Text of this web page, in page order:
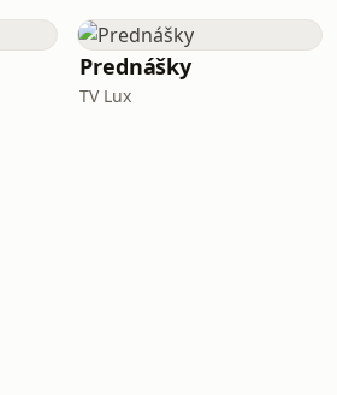
Prednášky
TV Lux